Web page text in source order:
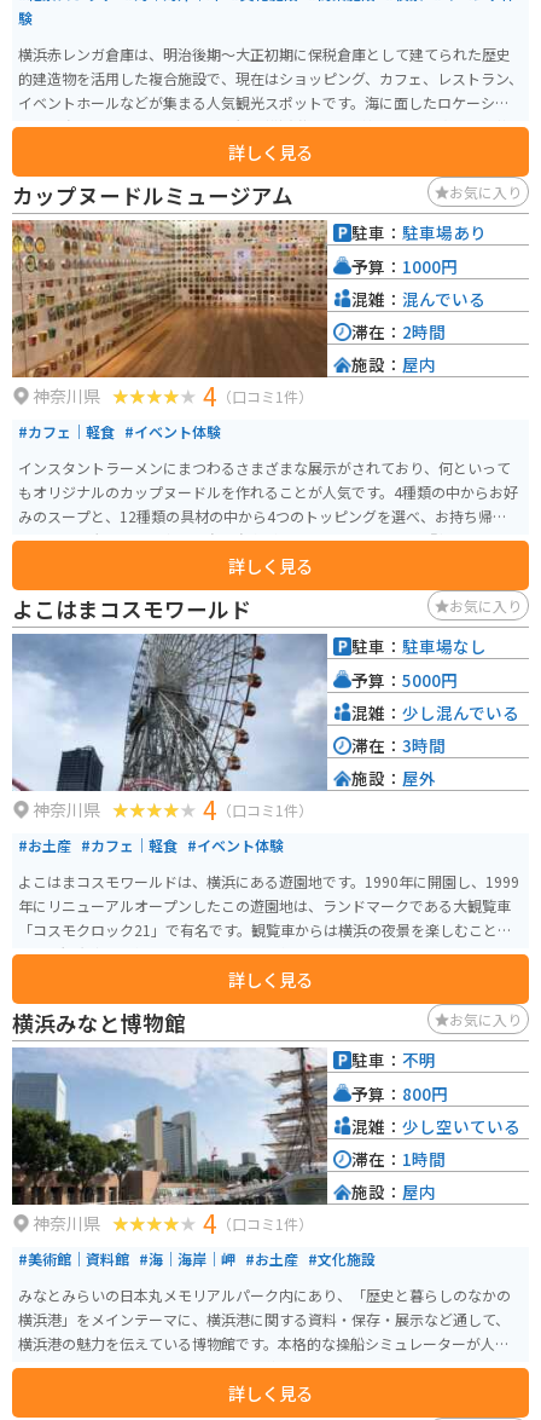
験
横浜赤レンガ倉庫は、明治後期〜大正初期に保税倉庫として建てられた歴史
的建造物を活用した複合施設で、現在はショッピング、カフェ、レストラン、
イベントホールなどが集まる人気観光スポットです。海に面したロケーショ
ンで、赤レンガのクラシックな外観と横浜港の景色が相まって写真映えも抜
ごとにマーケットやフェス、イルミネーションなど多彩なイベントが開催さ
れます。 周辺にはみなとみらいや山下公園も徒歩圏内で、港町の雰囲気を満
喫しながら散策できるのも魅力。昼は海景色、夜はライトアップされた夜景
と、時間帯によって違った表情を楽しめる横浜を代表するデート＆観光スポ
ットです。
詳しく見る
カップヌードルミュージアム お気に入り
神奈川県 4 （口コミ1件）
#カフェ｜軽食 #イベント体験
インスタントラーメンにまつわるさまざまな展示がされており、何といって
もオリジナルのカップヌードルを作れることが人気です。4種類の中からお好
みのスープと、12種類の具材の中から4つのトッピングを選べ、お持ち帰りで
きます。巨大な工場の中で、自分自身が「カップヌードル」の『麺』とな
り、製麺から出荷されるまでの生産工程を体感できるアスレチック施設もあ
り、様々な体験ができます。
詳しく見る
駐車： 駐車場あり
予算： 1000円
混雑： 混んでいる
滞在： 2時間
施設： 屋内
よこはまコスモワールド お気に入り
神奈川県 4 （口コミ1件）
#お土産 #カフェ｜軽食 #イベント体験
よこはまコスモワールドは、横浜にある遊園地です。1990年に開園し、1999
年にリニューアルオープンしたこの遊園地は、ランドマークである大観覧車
「コスモクロック21」で有名です。観覧車からは横浜の夜景を楽しむことが
でき、観光客に人気のスポットです。園内には、ジェットコースター「バニッ
シュ！」やウォータースライダーなど、アトラクションが豊富に揃っていま
す。料金は入園無料で、各アトラクションごとにチケットを購入する方式な
ので、自分の好みに合わせて楽しむことができます。
詳しく見る
駐車： 駐車場なし
予算： 5000円
混雑： 少し混んでいる
滞在： 3時間
施設： 屋外
横浜みなと博物館 お気に入り
神奈川県 4 （口コミ1件）
#美術館｜資料館 #海｜海岸｜岬 #お土産 #文化施設
みなとみらいの日本丸メモリアルパーク内にあり、「歴史と暮らしのなかの
横浜港」をメインテーマに、横浜港に関する資料・保存・展示など通して、
横浜港の魅力を伝えている博物館です。本格的な操船シミュレーターが人気
となっており、年に数回の特別展も開催しています。
詳しく見る
駐車： 不明
予算： 800円
混雑： 少し空いている
滞在： 1時間
施設： 屋内